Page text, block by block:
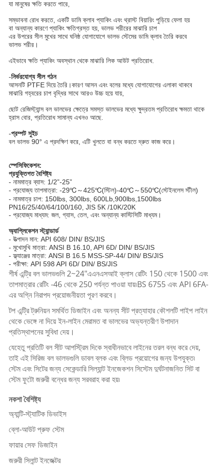
যা মানুষের ক্ষতি করতে পারে,
সম্ভাবনা রোধ করতে, একটি ডামি ক্লাব প্যাকিং এবং থ্রাস্ট বিয়ারিং পুড়িয়ে ফেলা হয়
বা অন্যান্য কারণে প্যাকিং ক্ষতিগ্রস্ত হয়, ভালভ শরীরের মাঝারি চাপ
এর উপরের সীল মুখের সাথে ঘনিষ্ঠ যোগাযোগে ভালভ স্টেমের ডামি ক্লাব তৈরি করবে
ভালভ শরীর।
এইভাবে ক্ষতি প্যাকিং অবস্থান থেকে মাঝারি লিক আউট প্রতিরোধ.
-নির্ভরযোগ্য সীল গঠন
আসনটি PTFE দিয়ে তৈরি।কারণ আসন এবং বলের মধ্যে যোগাযোগের এলাকা থাকবে
মাঝারি গহ্বরের চাপ বৃদ্ধির সাথে আরও উচ্চ হয়ে যায়,
ছোট রেজিস্ট্যান্স বল ভালভের ক্ষেত্রে সমস্ত ভালভের মধ্যে ক্ষুদ্রতম প্রতিরোধ ক্ষমতা থাকে
হ্রাস বোর, প্রতিরোধ সামান্য এখনও আছে.
-প্রম্পট সুইচ
বল ভালভ 90° এ প্রদক্ষিণ করে, এটি খুলতে বা বন্ধ করতে দ্রুত কাজ করে।
স্পেসিফিকেশন:
প্রযুক্তিগত বৈশিষ্ট্য
- নামমাত্র ব্যাস: 1/2”-25”
- প্রযোজ্য তাপমাত্রা: -29℃～425℃(স্টিল)-40℃～550℃(স্টেইনলেস স্টীল)
- নামমাত্র চাপ: 150lbs, 300lbs, 600Lb,900lbs,1500lbs
PN16/25/40/64/100/160, JIS 5K /10K/20K
- প্রযোজ্য মাধ্যম: জল, গ্যাস, তেল, এবং অন্যান্য কাস্টিসিটি মাধ্যম।
অ্যাপ্লিকেশন স্ট্যান্ডার্ড
- উত্পাদন মান: API 608/ DIN/ BS/JIS
- মুখোমুখি মাত্রা: ANSI B 16.10, API 6D/ DIN/ BS/JIS
- ফ্ল্যাঞ্জের মাত্রা: ANSI B 16.5 MSS-SP-44/ DIN/ BS/JIS
- পরীক্ষা: API 598 API 6D/ DIN/ BS/JIS
শীর্ষ এন্ট্রি বল ভালভগুলি 2~24"এএনএসআই ক্লাস রেটিং 150 থেকে 1500 এবং
তাপমাত্রার রেটিং -46 থেকে 250 পর্যন্ত পাওয়া যায়৷BS 6755 এবং API 6FA-
এর অগ্নি নিরাপদ প্রয়োজনীয়তা পূরণ করবে।
টপ এন্ট্রি ট্রুনিয়ন সমর্থিত ডিজাইন এবং অনন্য সীট প্রত্যাহার কৌশলটি পাইপ লাইন
থেকে ভেঙ্গে না দিয়ে ইন-লাইন মেরামত বা ভালভের অভ্যন্তরীণ উপাদান
প্রতিস্থাপনের সুবিধা দেয়।
যেহেতু প্রতিটি বল সীট ​​আপস্ট্রিম দিকে স্বাধীনভাবে লাইনের তরল বন্ধ করে দেয়,
তাই এই সিরিজ বল ভালভগুলি ডাবল ব্লক এবং ব্লিড প্রয়োগের জন্য উপযুক্ত৷
স্টেম এবং সিটের জন্য সেকেন্ডারি সিল্যান্ট ইনজেকশন সিস্টেম দুর্ঘটনাজনিত সিট বা
স্টেম ফুটো জরুরী বন্ধের জন্য সরবরাহ করা হয়৷
নকশা বৈশিষ্ট্য
অ্যান্টি-স্ট্যাটিক ডিভাইস
ব্লো-আউট প্রুফ স্টেম
ফায়ার সেফ ডিজাইন
জরুরী সিলান্ট ইনজেক্টর